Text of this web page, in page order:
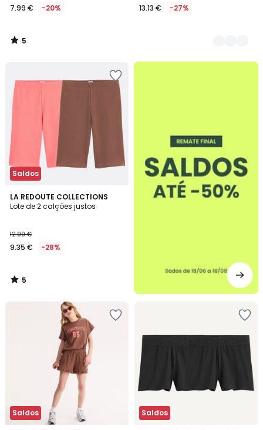
7.99 € -20%
5
/
13.13 € -27%
Saldos
LA REDOUTE COLLECTIONS
Lote de 2 calções justos
12.99 €
9.35 € -28%
5
/
5
/
até
Saldos Saldos